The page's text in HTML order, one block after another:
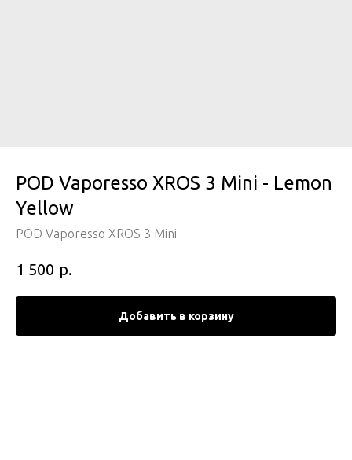
POD Vaporesso XROS 3 Mini - Lemon
Yellow
POD Vaporesso XROS 3 Mini
1 500 р.
Добавить в корзину